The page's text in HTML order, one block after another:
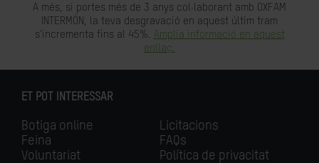
A més, si portes més de 3 anys col·laborant amb OXFAM
INTERMÓN, la teva desgravació en aquest últim tram
s'incrementa fins al 45%. Amplia informació en aquest
enllaç.
ET POT INTERESSAR
Botiga online
Feina
Voluntariat
Licitacions
FAQs
Política de privacitat